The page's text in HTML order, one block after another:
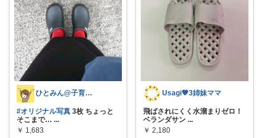
ひとみん@子育てと可愛いもの好き⚮̈
#オリジナル写真 3枚 ちょっと
そこまで… ...
￥ 1,683
Usagi🧡3姉妹ママ
飛ばされにくく水溜まりゼロ！
ベランダサン ...
￥ 2,180